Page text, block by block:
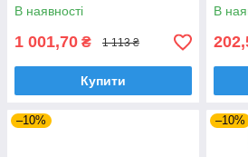
В наявності
1 001,70 ₴ 1 113 ₴
Купити
В
–10% –10%